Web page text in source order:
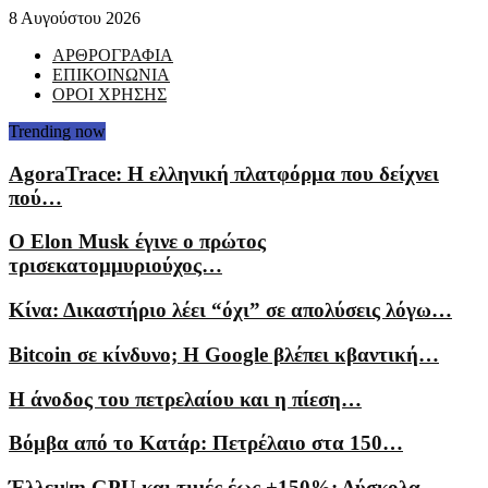
8 Αυγούστου 2026
ΑΡΘΡΟΓΡΑΦΙΑ
ΕΠΙΚΟΙΝΩΝΙΑ
ΟΡΟΙ ΧΡΗΣΗΣ
Trending now
AgoraTrace: Η ελληνική πλατφόρμα που δείχνει
πού…
Ο Elon Musk έγινε ο πρώτος
τρισεκατομμυριούχος…
Κίνα: Δικαστήριο λέει “όχι” σε απολύσεις λόγω…
Bitcoin σε κίνδυνο; Η Google βλέπει κβαντική…
Η άνοδος του πετρελαίου και η πίεση…
Βόμβα από το Κατάρ: Πετρέλαιο στα 150…